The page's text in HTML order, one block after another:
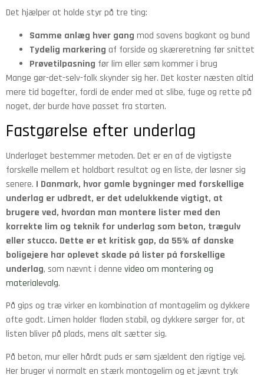
Det hjælper at holde styr på tre ting:
Samme anlæg hver gang mod savens bagkant og bund
Tydelig markering af forside og skæreretning før snittet
Prøvetilpasning før lim eller søm kommer i brug
Mange gør-det-selv-folk skynder sig her. Det koster næsten altid
mere tid bagefter, fordi de ender med at slibe, fuge og rette på
noget, der burde have passet fra starten.
Fastgørelse efter underlag
Underlaget bestemmer metoden. Det er en af de vigtigste
forskelle mellem et holdbart resultat og en liste, der løsner sig
senere. I Danmark, hvor gamle bygninger med forskellige
underlag er udbredt, er det udelukkende vigtigt, at
brugere ved, hvordan man montere lister med den
korrekte lim og teknik for underlag som beton, trægulv
eller stucco. Dette er et kritisk gap, da 55% af danske
boligejere har oplevet skade på lister på forskellige
underlag, som nævnt i denne video om montering og
materialevalg.
På gips og træ virker en kombination af montagelim og dykkere
ofte godt. Limen holder fladen stabil, og dykkere sørger for, at
listen bliver på plads, mens alt sætter sig.
På beton, mur eller hårdt puds er søm sjældent den rigtige vej.
Her bruger vi normalt en stærk montagelim og et jævnt tryk